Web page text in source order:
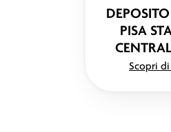
PISA
Scopri